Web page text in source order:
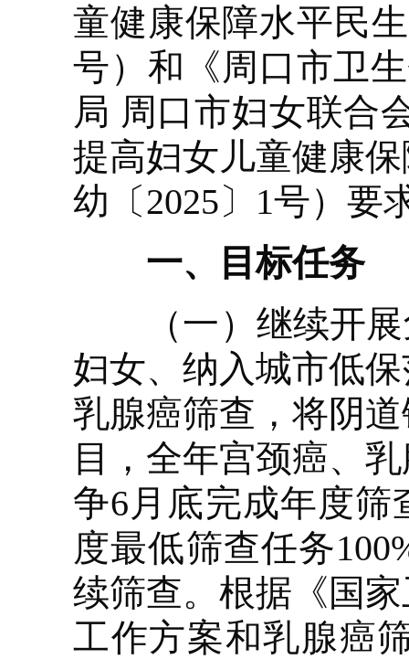
童健康保障水平民
号）和《周口市卫
局 周口市妇女联合
提高妇女儿童健康
幼〔2025〕1号）要
一、目标任务
（一）继续开展
妇女、纳入城市低
乳腺癌筛查，将阴
目，全年宫颈癌、
争6月底完成年度筛
度最低筛查任务
续筛查。根据《国
工作方案和乳腺癌